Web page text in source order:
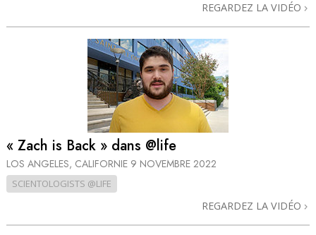
REGARDEZ LA VIDÉO
« Zach is Back » dans @life
LOS ANGELES, CALIFORNIE 9 NOVEMBRE 2022
SCIENTOLOGISTS @LIFE
REGARDEZ LA VIDÉO